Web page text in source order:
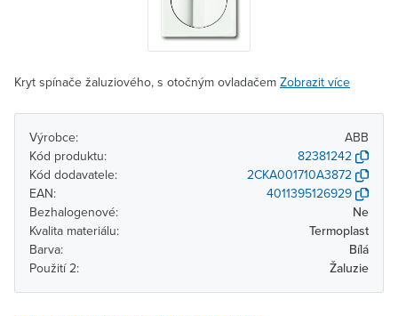
Kryt spínače žaluziového, s otočným ovladačem Zobrazit více
Výrobce:
ABB
Kód produktu:
82381242
Kód dodavatele:
2CKA001710A3872
EAN:
4011395126929
Bezhalogenové:
Ne
Kvalita materiálu:
Termoplast
Barva:
Bílá
Použití 2:
Žaluzie